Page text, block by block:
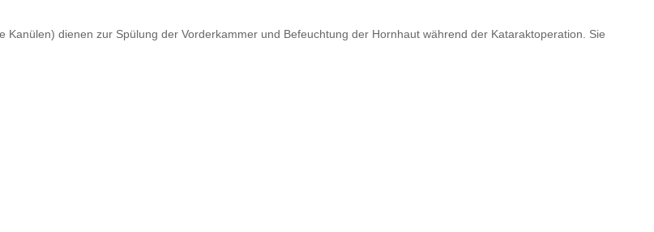
dienen zur Spülung der Vorderkammer und Befeuchtung der Hornhaut während der Kataraktoperation. Sie